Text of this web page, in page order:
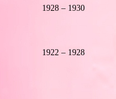
1928 – 1930
1922 – 1928